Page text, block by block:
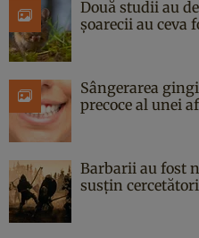
Două studii au
șoarecii au ceva
Sângerarea
precoce al unei
Barbarii au fost
susțin